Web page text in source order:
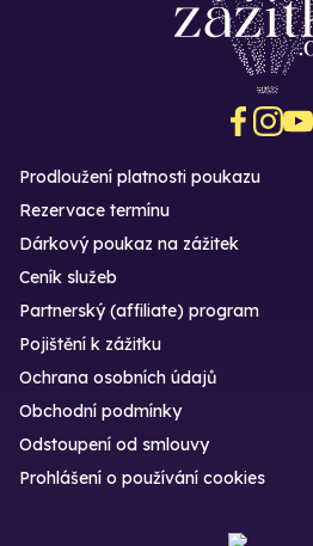
Prodloužení platnosti poukazu
Rezervace termínu
Dárkový poukaz na zážitek
Ceník služeb
Partnerský (affiliate) program
Pojištění k zážitku
Ochrana osobních údajů
Obchodní podmínky
Odstoupení od smlouvy
Prohlášení o používání cookies